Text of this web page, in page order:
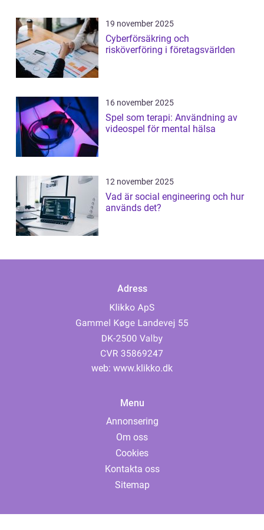
19 november 2025
Cyberförsäkring och
risköverföring i företagsvärlden
16 november 2025
Spel som terapi: Användning av
videospel för mental hälsa
12 november 2025
Vad är social engineering och hur
används det?
Adress
web: www.klikko.dk
Menu
Annonsering
Om oss
Cookies
Kontakta oss
Sitemap